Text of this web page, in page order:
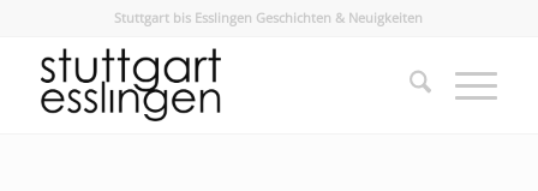
Stuttgart bis Esslingen Geschichten & Neuigkeiten